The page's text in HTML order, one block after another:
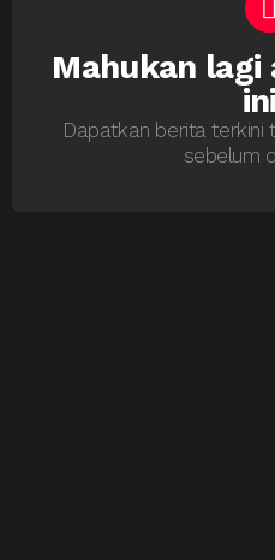
NEWSLETTER
Mahukan
Dapatkan berita terkini
sebelum